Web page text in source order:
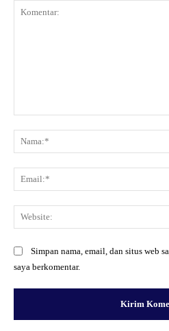
Simpan nama, email, dan situs web
saya berkomentar.